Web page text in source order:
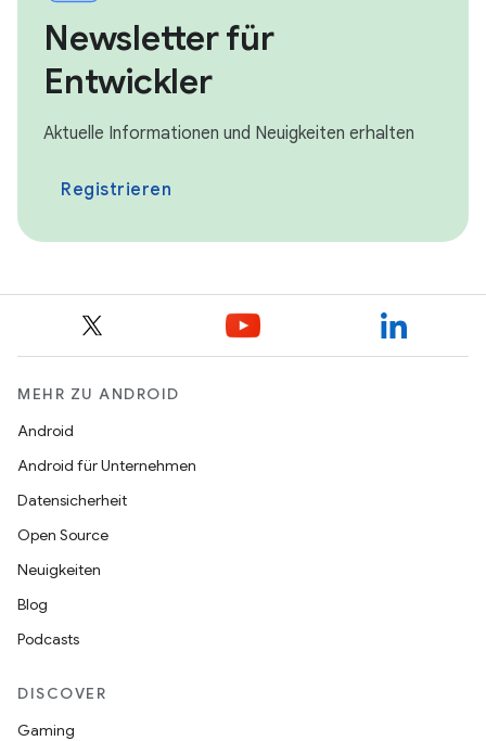
Newsletter für
Entwickler
Aktuelle Informationen und Neuigkeiten erhalten
Registrieren
MEHR ZU ANDROID
Android
Android für Unternehmen
Datensicherheit
Open Source
Neuigkeiten
Blog
Podcasts
DISCOVER
Gaming